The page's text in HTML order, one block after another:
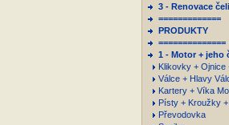
3 - Renovace
=============
PRODUKTY
==============
1 - Motor + jeho
Klikovky + Ojnice
Válce + Hlavy
Kartery + Víka
Písty + Kroužky
Převodovka